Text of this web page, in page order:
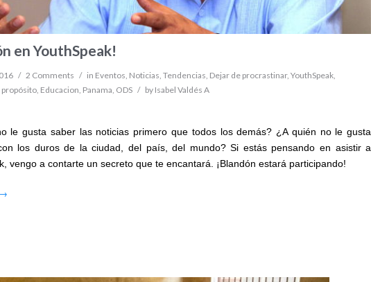
en YouthSpeak!
/ 2 Comments / in Eventos Noticias Tendencias Dejar de procrastinar, YouthSpeak
propósito Educacion Panama ODS / by Isabel Valdés A
le gusta saber las noticias primero que todos los demás? ¿A quién no le gusta
los duros de la ciudad, del país, del mundo? Si estás pensando en asistir a
vengo a contarte un secreto que te encantará. ¡Blandón estará participando!
→